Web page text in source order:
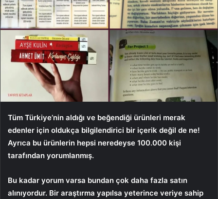
Tüm Türkiye’nin aldığı ve beğendiği ürünleri merak
edenler için oldukça bilgilendirici bir içerik değil de ne!
Ayrıca bu ürünlerin hepsi neredeyse 100.000 kişi
tarafından yorumlanmış.
Bu kadar yorum varsa bundan çok daha fazla satın
alınıyordur. Bir araştırma yapılsa yeterince veriye sahip